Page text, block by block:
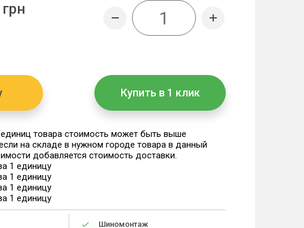
грн
Купить в 1 клик
товара стоимость может быть выше
на складе в нужном городе товара в данный
добавляется стоимость доставки.
1 единицу
1 единицу
1 единицу
1 единицу
Шиномонтаж